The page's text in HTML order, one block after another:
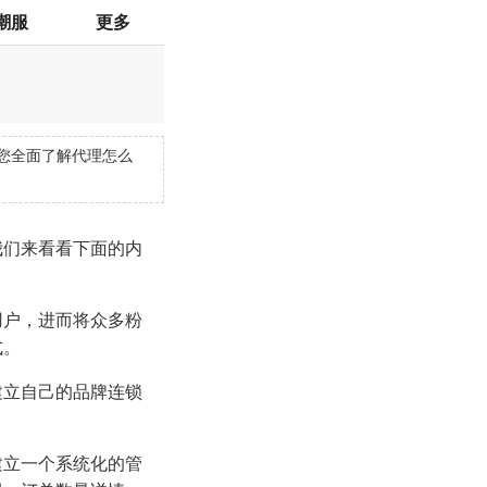
服 更多
全面了解代理怎么
来看看下面的内
，进而将众多粉
自己的品牌连锁
一个系统化的管